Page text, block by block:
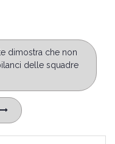
dimostra che non
delle squadre